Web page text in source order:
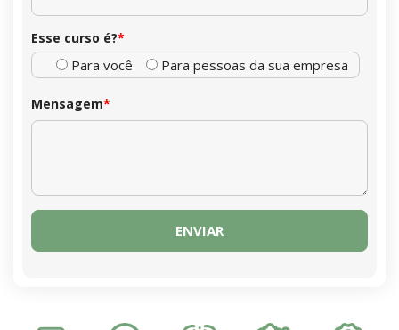
Esse curso é?*
Para você Para pessoas da sua empresa
Mensagem*